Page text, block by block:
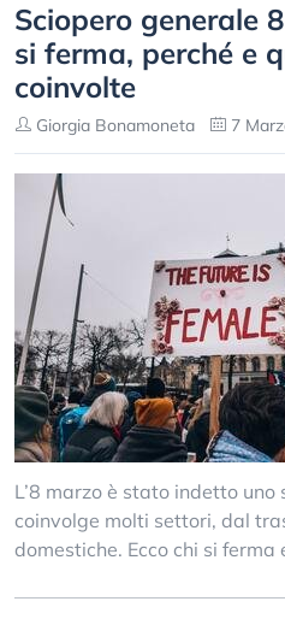
Sciopero generale
si ferma, perché e
coinvolte
Giorgia Bonamoneta 7
L’8 marzo è stato indetto uno
coinvolge molti settori, dal
domestiche. Ecco chi si ferma